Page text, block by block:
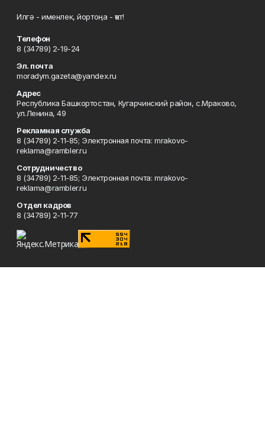
Илгә - именлек, йортоңа - ҡот!
Телефон
8 (34789) 2-19-24
Эл. почта
moradym.gazeta@yandex.ru
Адрес
Республика Башкортостан, Кугарчинский район, с.Мраково,
ул.Ленина, 49
Рекламная служба
8 (34789) 2-11-85; Электронная почта: mrakovo-
reklama@rambler.ru
Сотрудничество
8 (34789) 2-11-85; Электронная почта: mrakovo-
reklama@rambler.ru
Отдел кадров
8 (34789) 2-11-77